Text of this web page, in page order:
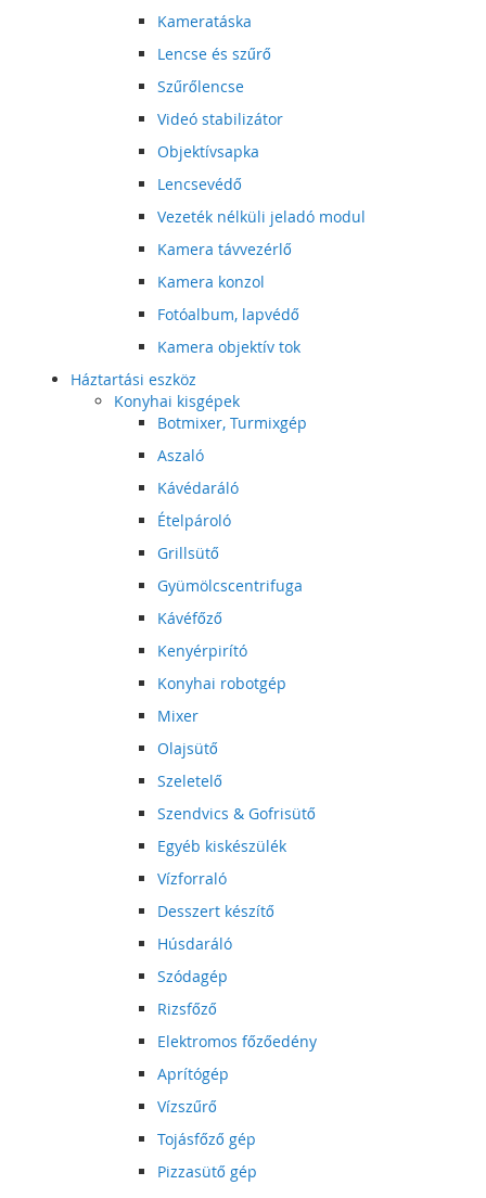
Kameratáska
Lencse és szűrő
Szűrőlencse
Videó stabilizátor
Objektívsapka
Lencsevédő
Vezeték nélküli jeladó modul
Kamera távvezérlő
Kamera konzol
Fotóalbum, lapvédő
Kamera objektív tok
Háztartási eszköz
Konyhai kisgépek
Botmixer, Turmixgép
Aszaló
Kávédaráló
Ételpároló
Grillsütő
Gyümölcscentrifuga
Kávéfőző
Kenyérpirító
Konyhai robotgép
Mixer
Olajsütő
Szeletelő
Szendvics & Gofrisütő
Egyéb kiskészülék
Vízforraló
Desszert készítő
Húsdaráló
Szódagép
Rizsfőző
Elektromos főzőedény
Aprítógép
Vízszűrő
Tojásfőző gép
Pizzasütő gép